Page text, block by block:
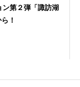
ン第２弾「諏訪湖
！